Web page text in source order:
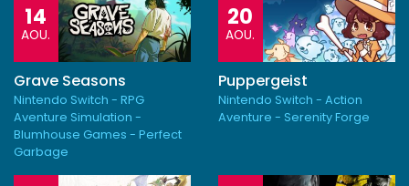
14
AOU.
Grave Seasons
Nintendo Switch - RPG
Aventure Simulation -
Blumhouse Games - Perfect
Garbage
20
AOU.
Puppergeist
Nintendo Switch - Action
Aventure - Serenity Forge